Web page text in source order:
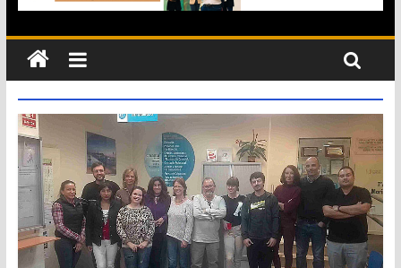
dan inicio a las fiestas en Dénia